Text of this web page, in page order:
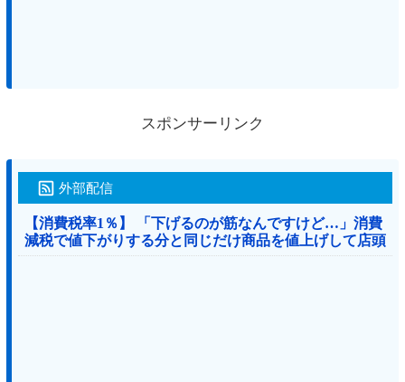
スポンサーリンク
外部配信
【消費税率1％】 「下げるのが筋なんですけど…」消費
減税で値下がりする分と同じだけ商品を値上げして店頭
価格を変えない店も